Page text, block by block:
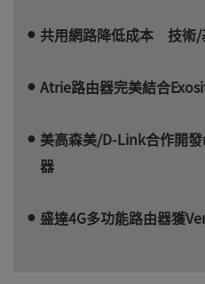
共用網路降低成本 技術/
Atrie路由器完美結合
美高森美/D-Link合作開
器
盛達4G多功能路由器獲